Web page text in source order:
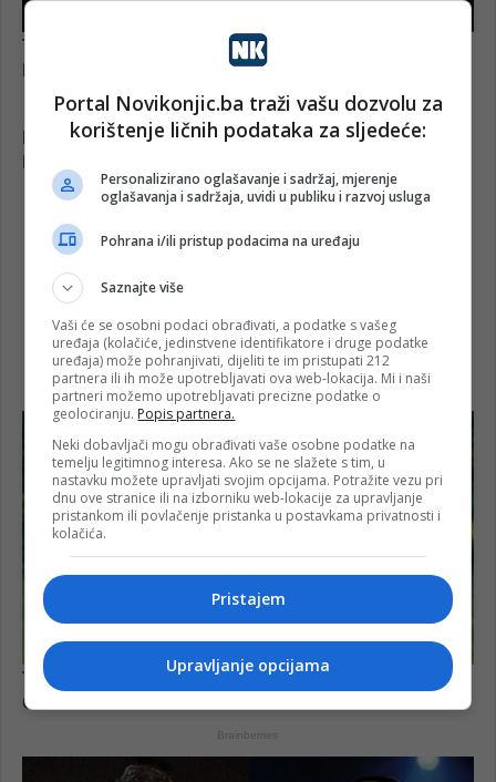
Portal Novikonjic.ba traži vašu dozvolu za
korištenje ličnih podataka za sljedeće:
Personalizirano oglašavanje i sadržaj, mjerenje
oglašavanja i sadržaja, uvidi u publiku i razvoj usluga
Pohrana i/ili pristup podacima na uređaju
Saznajte više
Vaši će se osobni podaci obrađivati, a podatke s vašeg
uređaja (kolačiće, jedinstvene identifikatore i druge podatke
uređaja) može pohranjivati, dijeliti te im pristupati 212
partnera ili ih može upotrebljavati ova web-lokacija. Mi i naši
partneri možemo upotrebljavati precizne podatke o
geolociranju. Popis partnera.
Neki dobavljači mogu obrađivati vaše osobne podatke na
temelju legitimnog interesa. Ako se ne slažete s tim, u
nastavku možete upravljati svojim opcijama. Potražite vezu pri
dnu ove stranice ili na izborniku web-lokacije za upravljanje
pristankom ili povlačenje pristanka u postavkama privatnosti i
kolačića.
Pristajem
Upravljanje opcijama